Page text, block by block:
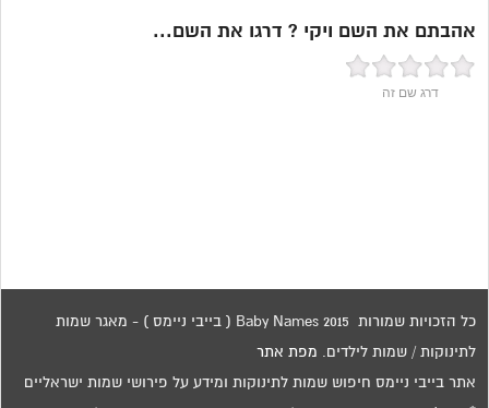
אהבתם את השם ויקי ? דרגו את השם...
דרג שם זה
כל הזכויות שמורות 2015 Baby Names ( בייבי ניימס ) - מאגר שמות
לתינוקות / שמות לילדים. מפת אתר
אתר בייבי ניימס חיפוש שמות לתינוקות ומידע על פירושי שמות ישראליים